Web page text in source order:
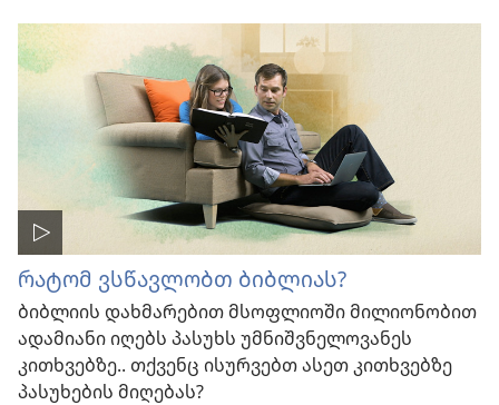
რატომ ვსწავლობთ ბიბლიას?
ბიბლიის დახმარებით მსოფლიოში მილიონობით
ადამიანი იღებს პასუხს უმნიშვნელოვანეს
კითხვებზე.. თქვენც ისურვებთ ასეთ კითხვებზე
პასუხების მიღებას?